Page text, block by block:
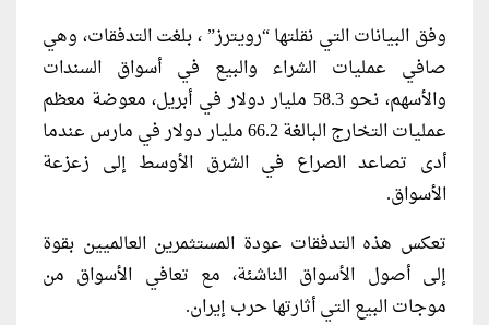
وفق البيانات التي نقلتها “رويترز” ، بلغت التدفقات، وهي
صافي عمليات الشراء والبيع في أسواق السندات
والأسهم، نحو 58.3 مليار دولار في أبريل، معوضة معظم
عمليات التخارج البالغة 66.2 مليار دولار في مارس عندما
أدى تصاعد الصراع في الشرق الأوسط إلى زعزعة
الأسواق.
تعكس هذه التدفقات عودة المستثمرين العالميين بقوة
إلى أصول الأسواق الناشئة، مع تعافي الأسواق من
موجات البيع التي أثارتها حرب إيران.